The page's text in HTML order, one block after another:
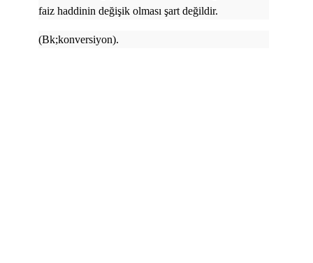
faiz haddinin değişik olması şart değildir.
(Bk;konversiyon).